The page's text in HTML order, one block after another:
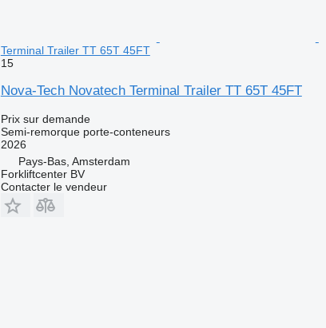
Terminal Trailer TT 65T 45FT
15
Nova-Tech Novatech Terminal Trailer TT 65T 45FT
Prix sur demande
Semi-remorque porte-conteneurs
2026
Pays-Bas, Amsterdam
Forkliftcenter BV
Contacter le vendeur